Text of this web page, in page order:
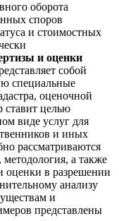
оборота
споров
и стоимостных
и оценки
собой
специальные
оценочной
ставит целью
виде услуг для
и иных
рассматриваются
а также
оценки в разрешении
анализу
и
представлены